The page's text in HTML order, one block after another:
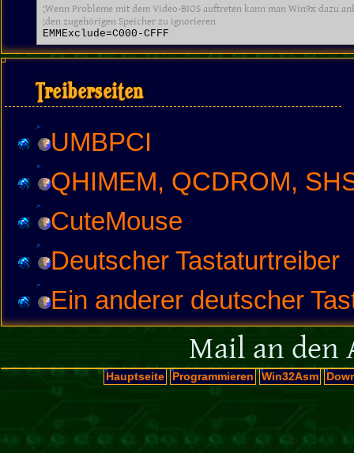
;Wenn Probleme mit dem Video-BIOS auftreten kann man Win9x dazu
;den zugehörigen Speicher zu ignorieren
Treiberseiten
UMBPCI
QHIMEM, QCDROM,
CuteMouse
Deutscher Tastaturtreiber
Ein anderer deutscher
Mail an den
Hauptseite Programmieren Win32Asm